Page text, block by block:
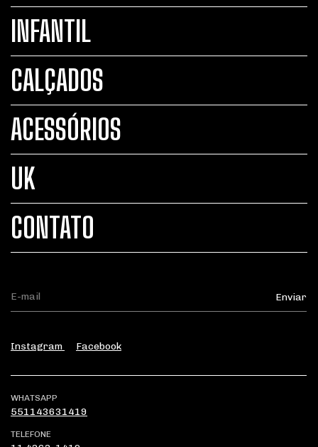
INFANTIL
CALÇADOS
ACESSÓRIOS
UK
CONTATO
Instagram Facebook
WHATSAPP
551143631419
TELEFONE